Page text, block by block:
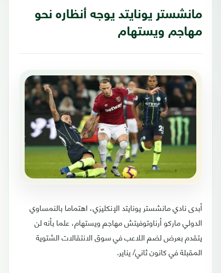
مانشستر يونايتد يوجه أنظاره نحو
مهاجم ويستهام
أبدى نادي مانشستر يونايتد الإنكليزي، اهتماما بالنمساوي
الدولي ماركو أرناوتوفيتش مهاجم ويستهام، علما بأنه لن
يتقدم بعرض لضم اللاعب في سوق الانتقالات الشتوية
المقبلة في كانون ثاني/ يناير.